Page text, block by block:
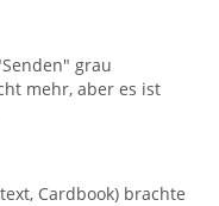
grau
mehr, aber es ist
Cardbook) brachte